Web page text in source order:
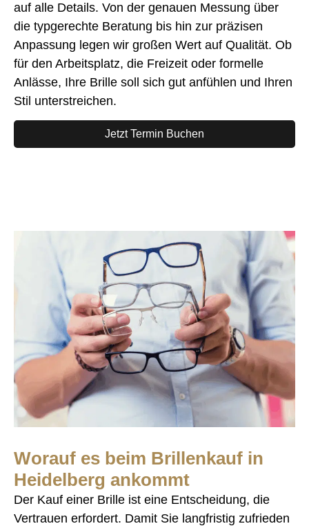
auf alle Details. Von der genauen Messung über
die typgerechte Beratung bis hin zur präzisen
Anpassung legen wir großen Wert auf Qualität. Ob
für den Arbeitsplatz, die Freizeit oder formelle
Anlässe, Ihre Brille soll sich gut anfühlen und Ihren
Stil unterstreichen.
Jetzt Termin Buchen
Worauf es beim Brillenkauf in
Heidelberg ankommt
Der Kauf einer Brille ist eine Entscheidung, die
Vertrauen erfordert. Damit Sie langfristig zufrieden